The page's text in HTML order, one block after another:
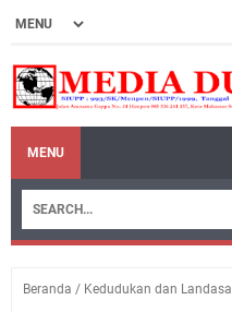
MENU
Beranda / Kedudukan dan